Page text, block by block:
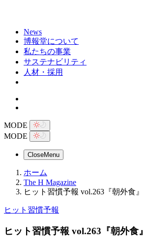
News
博報堂について
私たちの事業
サステナビリティ
人材・採用
MODE
MODE
CloseMenu
ホーム
The H Magazine
ヒット習慣予報 vol.263『朝外食』
ヒット習慣予報
ヒット習慣予報 vol.263『朝外食』